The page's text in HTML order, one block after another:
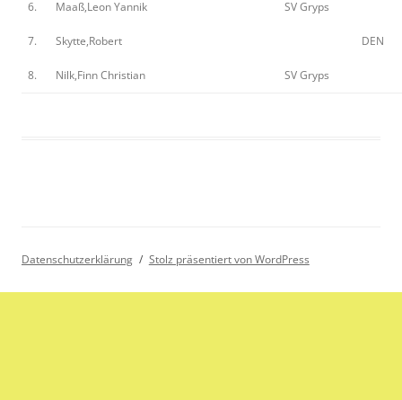
6. Maaß,Leon Yannik SV Gryps
7. Skytte,Robert DEN
8. Nilk,Finn Christian SV Gryps
Datenschutzerklärung Stolz präsentiert von WordPress